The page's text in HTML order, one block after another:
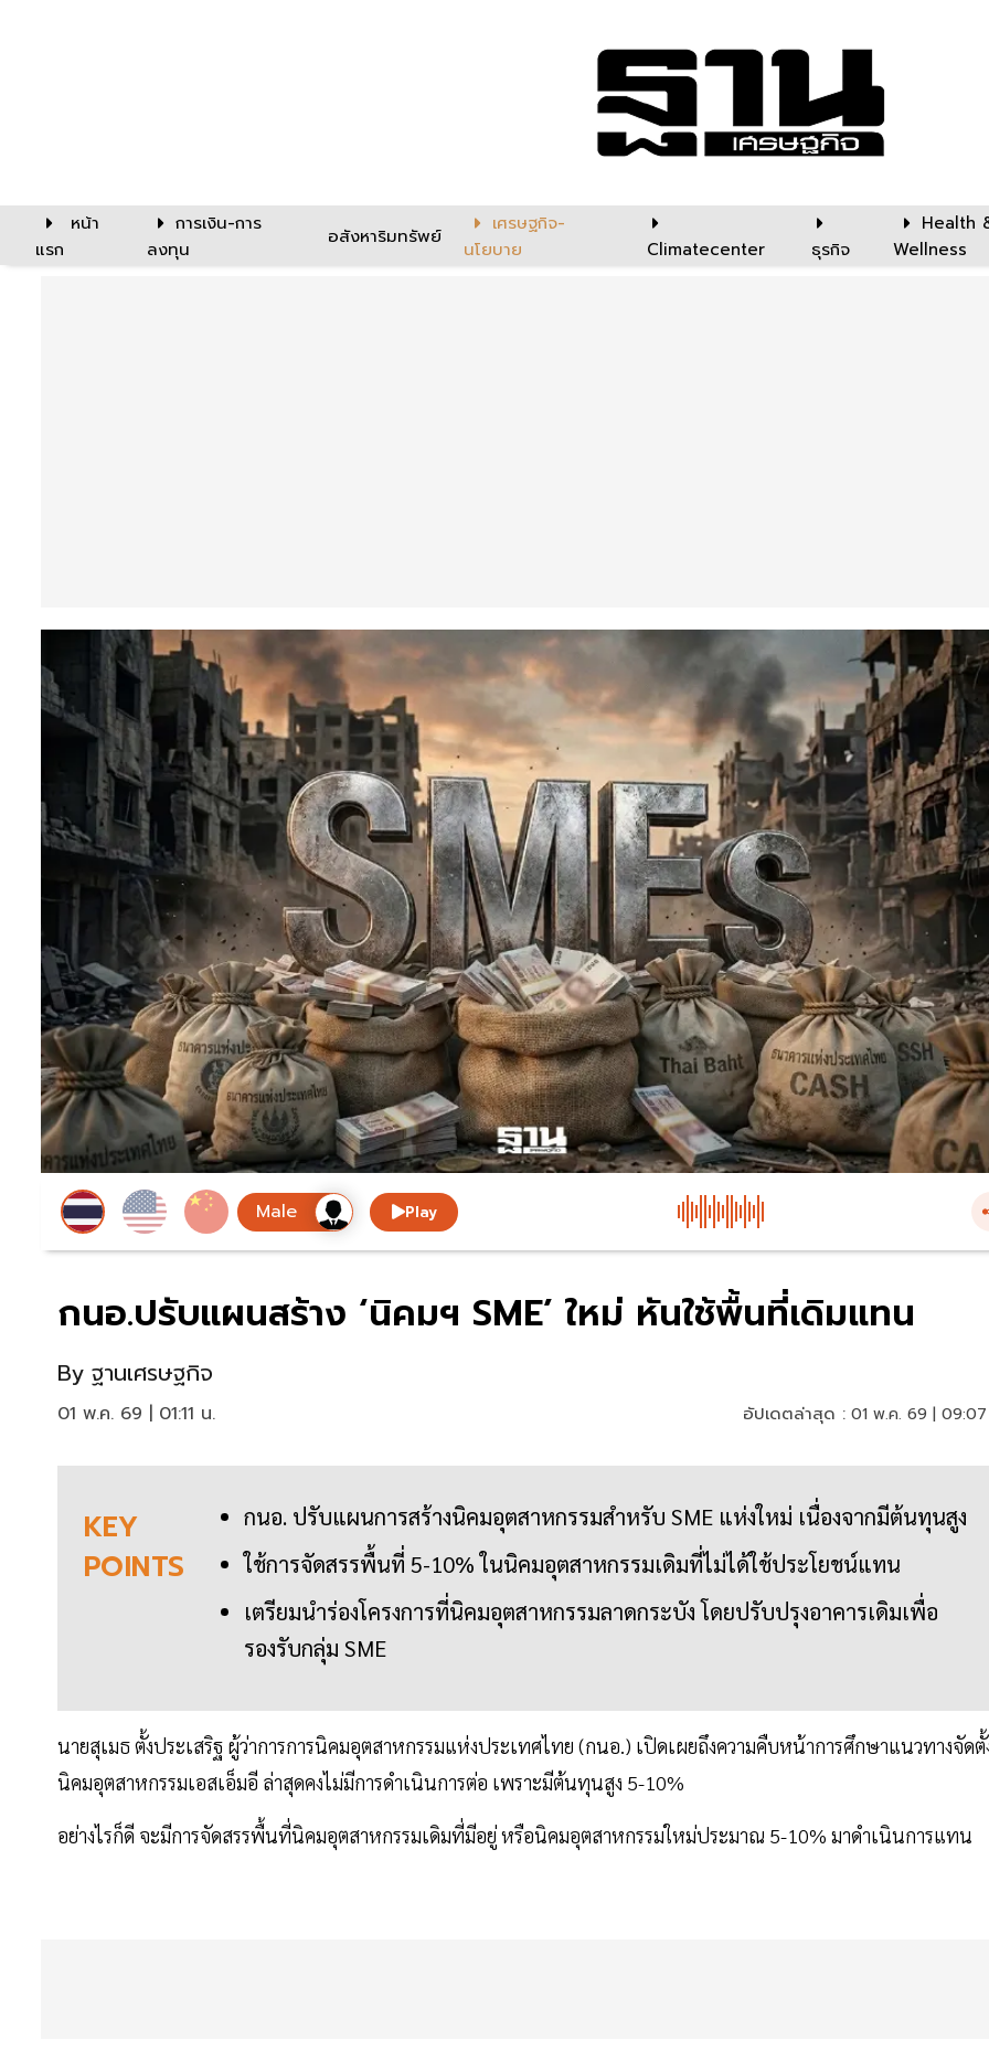
หน้า
แรก
การเงิน-การ
ลงทุน
อสังหาริมทรัพย์
เศรษฐกิจ-
นโยบาย
Climatecenter ธุรกิจ
Health
Wellness
Play
กนอ.ปรับแผนสร้าง ‘นิคมฯ SME’ ใหม่ หันใช้พื้นที่เดิมแทน
By ฐานเศรษฐกิจ
01 พ.ค. 69 | 01:11 น. อัปเดตล่าสุด : 01 พ.ค. 69 |
KEY
POINTS
กนอ. ปรับแผนการสร้างนิคมอุตสาหกรรมสำหรับ SME แห่งใหม่ เนื่องจากมีต้นทุนสูง
ใช้การจัดสรรพื้นที่ 5-10% ในนิคมอุตสาหกรรมเดิมที่ไม่ได้ใช้ประโยชน์แทน
เตรียมนำร่องโครงการที่นิคมอุตสาหกรรมลาดกระบัง โดยปรับปรุงอาคารเดิมเพื่อ
รองรับกลุ่ม SME
นายสุเมธ ตั้งประเสริฐ ผู้ว่าการการนิคมอุตสาหกรรมแห่งประเทศไทย (กนอ.) เปิดเผยถึงความคืบหน้าการศึกษาแนวทางจัดตั้
นิคมอุตสาหกรรมเอสเอ็มอี ล่าสุดคงไม่มีการดำเนินการต่อ เพราะมีต้นทุนสูง 5-10%
อย่างไรก็ดี จะมีการจัดสรรพื้นที่นิคมอุตสาหกรรมเดิมที่มีอยู่ หรือนิคมอุตสาหกรรมใหม่ประมาณ 5-10% มาดำเนินการแทน